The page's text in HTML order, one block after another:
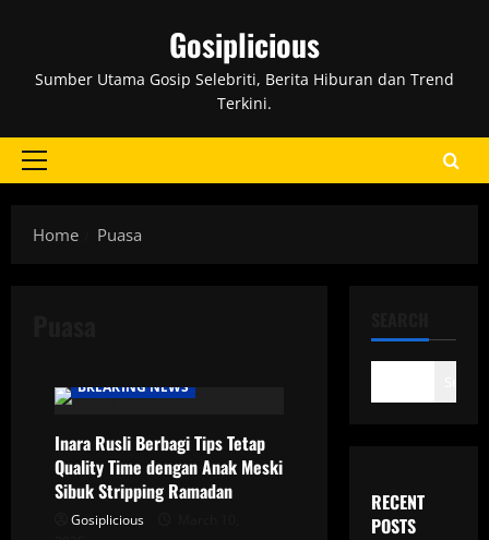
Gosiplicious
Sumber Utama Gosip Selebriti, Berita Hiburan dan Trend
Terkini.
Primary
Home
Puasa
BREAKING NEWS
Inara Rusli Berbagi Tips Tetap
Quality Time dengan Anak Meski
Sibuk Stripping Ramadan
Gosiplicious
RECENT
POSTS